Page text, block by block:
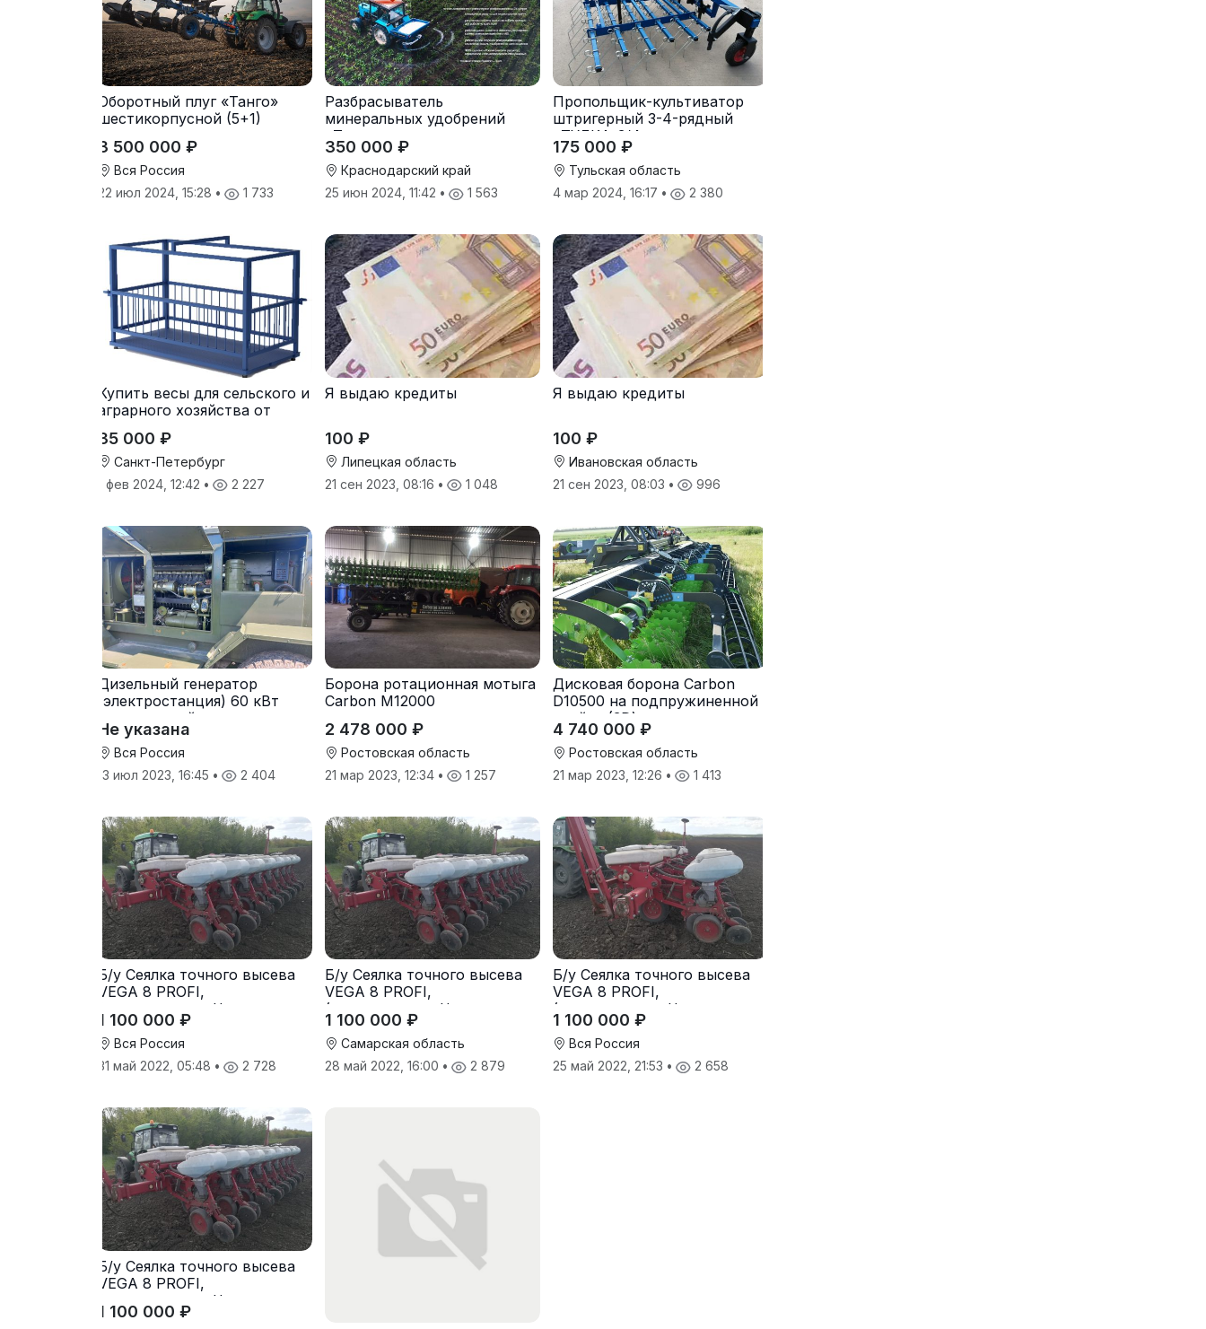
Оборотный плуг «Танго»
шестикорпусной (5+1)
3 500 000 ₽
Вся Россия
22 июл 2024, 15:28 • 1 733
Разбрасыватель
минеральных удобрений
«Тверк»
350 000 ₽
Краснодарский край
25 июн 2024, 11:42 • 1 563
Пропольщик-культиватор
штригерный 3-4-рядный
«ТУЛКА-3/4»
175 000 ₽
Тульская область
4 мар 2024, 16:17 • 2 380
Купить весы для сельского и
аграрного хозяйства от
35 000 ₽
Санкт-Петербург
1 фев 2024, 12:42 • 2 227
Я выдаю кредиты
100 ₽
Липецкая область
21 сен 2023, 08:16 • 1 048
Я выдаю кредиты
100 ₽
Ивановская область
21 сен 2023, 08:03 • 996
Дизельный генератор
(электростанция) 60 кВт
-автономный источник
электроэнергии
Не указана
Вся Россия
13 июл 2023, 16:45 • 2 404
Борона ротационная мотыга
Carbon М12000
2 478 000 ₽
Ростовская область
21 мар 2023, 12:34 • 1 257
Дисковая борона Carbon
D10500 на подпружиненной
стойке (3D)
4 740 000 ₽
Ростовская область
21 мар 2023, 12:26 • 1 413
Б/у Сеялка точного высева
VEGA 8 PROFI,
(производство Червона
Зирка), 2016 г., в отличном
состоянии
1 100 000 ₽
Вся Россия
31 май 2022, 05:48 • 2 728
Б/у Сеялка точного высева
VEGA 8 PROFI,
(производство Червона
Зирка), 2016 г., в отличном
состоянии
1 100 000 ₽
Самарская область
28 май 2022, 16:00 • 2 879
Б/у Сеялка точного высева
VEGA 8 PROFI,
(производство Червона
Зирка), 2016 г., в отличном
состоянии
1 100 000 ₽
Вся Россия
25 май 2022, 21:53 • 2 658
Б/у Сеялка точного высева
VEGA 8 PROFI,
(производство Червона
Зирка), 2016 г, в отличном
1 100 000 ₽